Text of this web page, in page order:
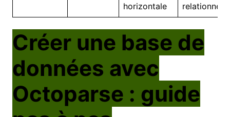
horizontale
Créer une base de
données avec
Octoparse : guide